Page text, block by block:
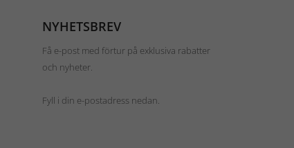
NYHETSBREV
Få e-post med förtur på exklusiva rabatter
och nyheter.
Fyll i din e-postadress nedan.